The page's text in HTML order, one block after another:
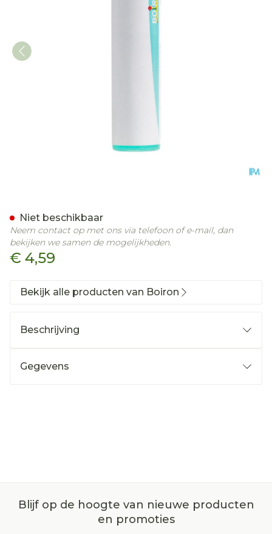
€ 4,59
Niet beschikbaar
Neem contact op met ons via telefoon of e-mail, dan
bekijken we samen de mogelijkheden.
Bekijk alle producten van Boiron
Beschrijving
Gegevens
Blijf op de hoogte van nieuwe producten
en promoties